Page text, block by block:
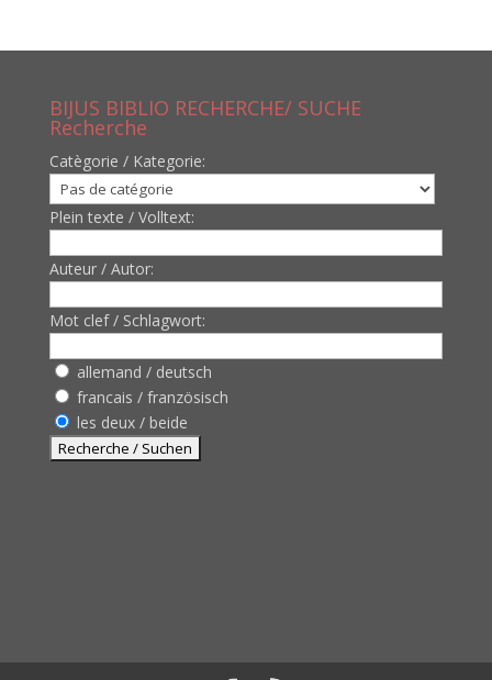
BIJUS BIBLIO RECHERCHE/ SUCHE
Recherche
Catègorie / Kategorie:
Plein texte / Volltext:
Auteur / Autor:
Mot clef / Schlagwort:
allemand / deutsch
francais / französisch
les deux / beide